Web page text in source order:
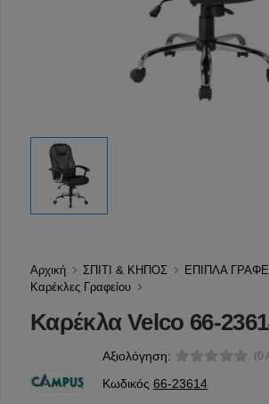
Αρχική ΣΠΙΤΙ & ΚΗΠΟΣ
ΕΠΙΠΛΑ
Καρέκλες Γραφείου
Καρέκλα Velco 66-
Αξιολόγηση: (0
Κωδικός 66-23614